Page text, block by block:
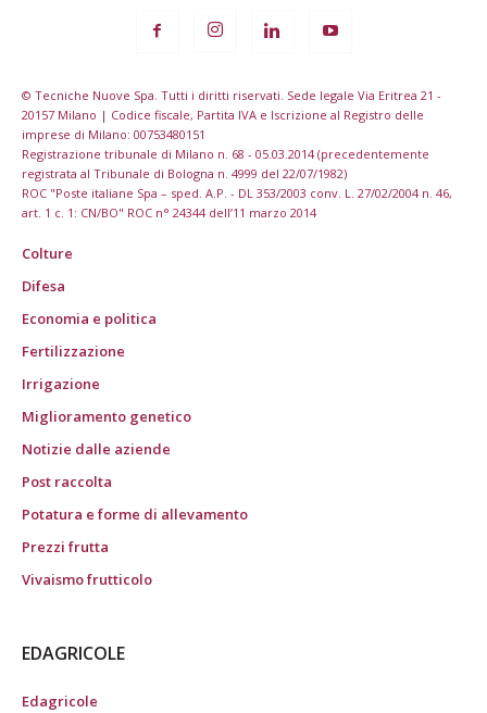
© Tecniche Nuove Spa. Tutti i diritti riservati. Sede legale Via Eritrea 21 -
20157 Milano | Codice fiscale, Partita IVA e Iscrizione al Registro delle
imprese di Milano: 00753480151
Registrazione tribunale di Milano n. 68 - 05.03.2014 (precedentemente
registrata al Tribunale di Bologna n. 4999 del 22/07/1982)
ROC "Poste italiane Spa – sped. A.P. - DL 353/2003 conv. L. 27/02/2004 n. 46,
art. 1 c. 1: CN/BO" ROC n° 24344 dell’11 marzo 2014
Colture
Difesa
Economia e politica
Fertilizzazione
Irrigazione
Miglioramento genetico
Notizie dalle aziende
Post raccolta
Potatura e forme di allevamento
Prezzi frutta
Vivaismo frutticolo
EDAGRICOLE
Edagricole